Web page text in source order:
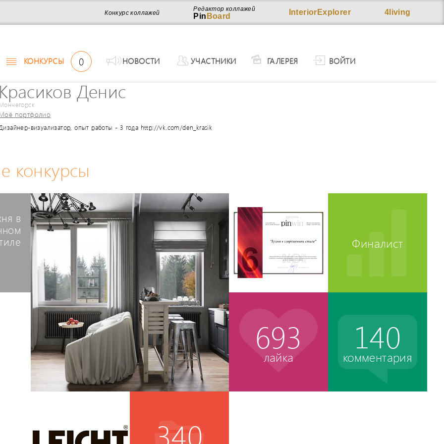
4living
InteriorExplorer
Редактор коллажей
Pin Board
Конкурс коллажей
КОНКУРСЫ 0 НОВОСТИ УЧАСТНИКИ ГАЛЕРЕЯ ВОЙТИ
Красиков Денис
портфолио
визуализатор, опыт работы - 3 года http://vk.com/den_krasik
конкурсы
в
Финалист
693
лайка
140
комментария
340